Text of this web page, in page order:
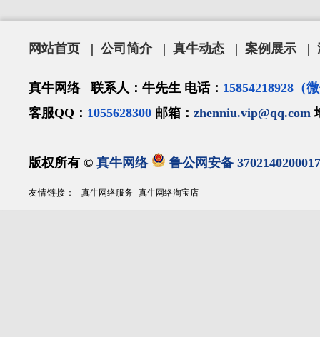
网站首页 | 公司简介 | 真牛动态 | 案例展示 |
真牛网络 联系人：牛先生 电话： 15854218928（
客服QQ： 1055628300 邮箱： zhenniu.vip@qq.com
版权所有 © 真牛网络 鲁公网安备
友情链接： 真牛网络服务 真牛网络淘宝店